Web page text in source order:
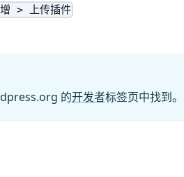
> 上传插件
的开发者标签页中找到。